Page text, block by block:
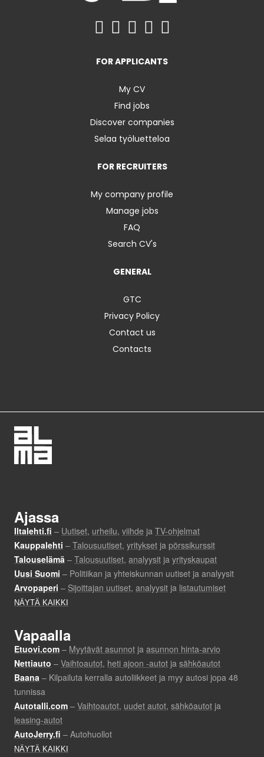
FOR APPLICANTS
My CV
Find jobs
Discover companies
Selaa työluetteloa
FOR RECRUITERS
My company profile
Manage jobs
FAQ
Search CV's
GENERAL
GTC
Privacy Policy
Contact us
Contacts